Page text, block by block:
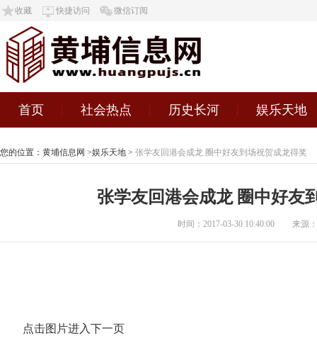
收藏 快捷访问 微信订阅
首页 社会热点 历史长河 娱乐天地
您的位置： 黄埔信息网 >娱乐天地 > 张学友回港会成龙 圈中好友到场祝贺成龙得奖
张学友回港会成龙 圈中好友
时间：2017-03-30 10:40:00 来源
点击图片进入下一页